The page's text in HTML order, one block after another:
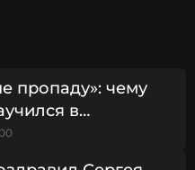
SHAMAN
и все клипы
клипов и
пропаду»: чему
в